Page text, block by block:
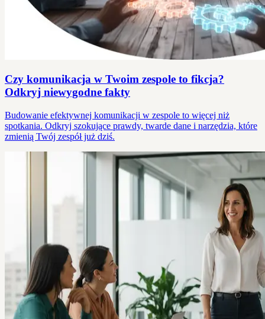
Czy komunikacja w Twoim zespole to fikcja?
Odkryj niewygodne fakty
Budowanie efektywnej komunikacji w zespole to więcej niż
spotkania. Odkryj szokujące prawdy, twarde dane i narzędzia, które
zmienią Twój zespół już dziś.